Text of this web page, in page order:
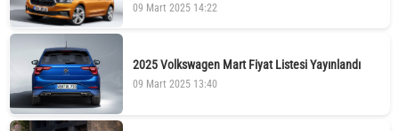
09 Mart 2025 14:22
2025 Volkswagen Mart Fiyat Listesi Yayınlandı
09 Mart 2025 13:40